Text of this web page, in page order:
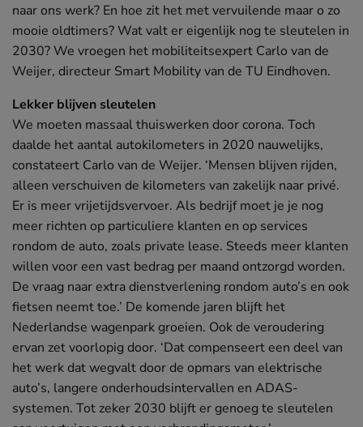
naar ons werk? En hoe zit het met vervuilende maar o zo
mooie oldtimers? Wat valt er eigenlijk nog te sleutelen in
2030? We vroegen het mobiliteitsexpert Carlo van de
Weijer, directeur Smart Mobility van de TU Eindhoven.
Lekker blijven sleutelen
We moeten massaal thuiswerken door corona. Toch
daalde het aantal autokilometers in 2020 nauwelijks,
constateert Carlo van de Weijer. ‘Mensen blijven rijden,
alleen verschuiven de kilometers van zakelijk naar privé.
Er is meer vrijetijdsvervoer. Als bedrijf moet je je nog
meer richten op particuliere klanten en op services
rondom de auto, zoals private lease. Steeds meer klanten
willen voor een vast bedrag per maand ontzorgd worden.
De vraag naar extra dienstverlening rondom auto’s en ook
fietsen neemt toe.’ De komende jaren blijft het
Nederlandse wagenpark groeien. Ook de veroudering
ervan zet voorlopig door. ‘Dat compenseert een deel van
het werk dat wegvalt door de opmars van elektrische
auto’s, langere onderhoudsintervallen en ADAS-
systemen. Tot zeker 2030 blijft er genoeg te sleutelen